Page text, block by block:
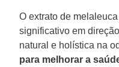
O extrato de
significativo em
natural e holística na
para melhorar a